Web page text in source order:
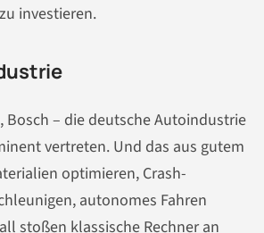
investieren.
Bosch – die deutsche Autoindustrie
vertreten. Und das aus gutem
optimieren, Crash-
autonomes Fahren
stoßen klassische Rechner an